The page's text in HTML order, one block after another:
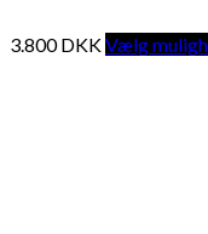
3.800DKKVælg